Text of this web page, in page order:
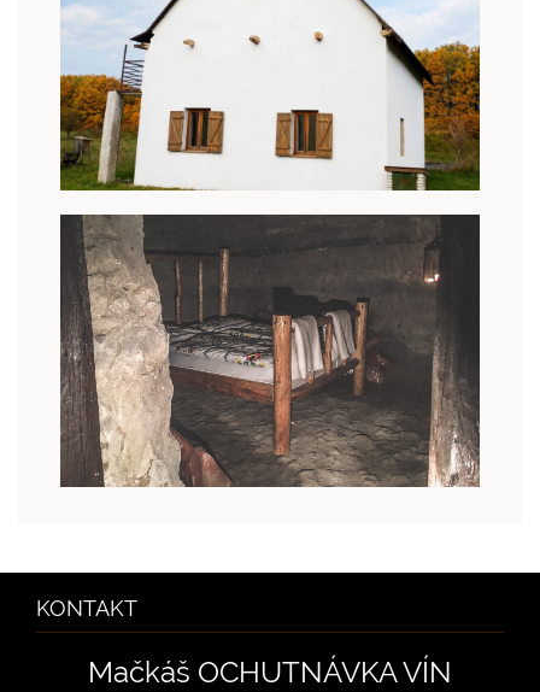
KONTAKT
Mačkáš OCHUTNÁVKA VÍN